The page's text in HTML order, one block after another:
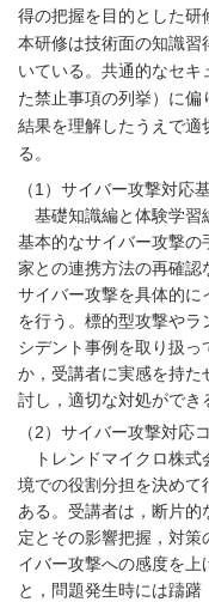
得の把握を目的とした研
本研修は技術面の知識
いている。共通的なセ
た禁止事項の列挙）に
結果を理解したうえで
る。
（1）サイバー攻撃対応
基礎知識編と体験学習
基本的なサイバー攻撃の
家との連携方法の再確認
サイバー攻撃を具体的
を行う。標的型攻撃や
シデント事例を取り扱っ
か，受講者に実感を持た
討し，適切な対処ができ
（2）サイバー攻撃対応
トレンドマイクロ株
境での役割分担を決め
ある。受講者は，断片的
定とその影響把握，対
イバー攻撃への感度を上
と，問題発生時には躊